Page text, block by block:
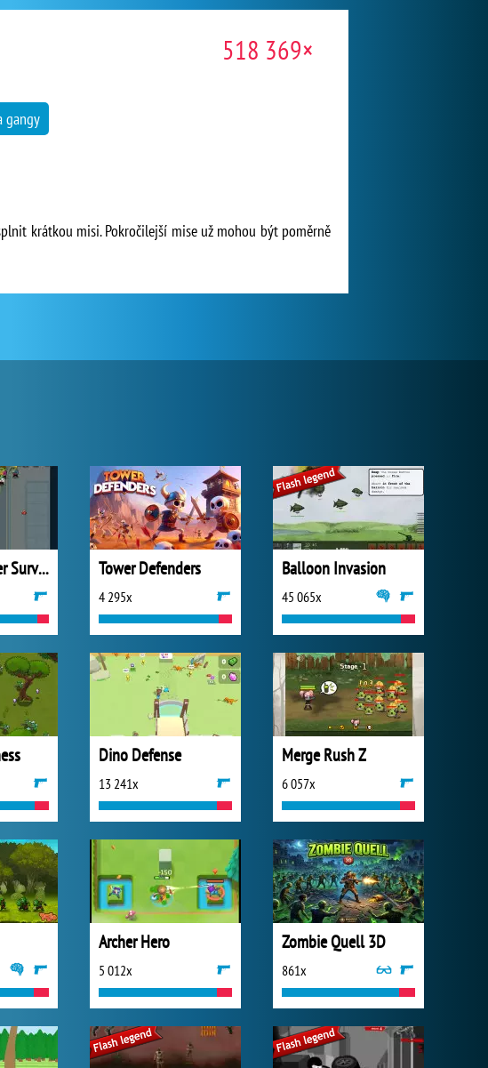
518 369×
gangy
krátkou misi. Pokročilejší mise už mohou být poměrně
Zombie Hunter Survival Tower Defenders
4 295x
Balloon Invasion
45 065x
Dino Defense
13 241x
Merge Rush Z
6 057x
Archer Hero
5 012x
Zombie Quell 3D
861x